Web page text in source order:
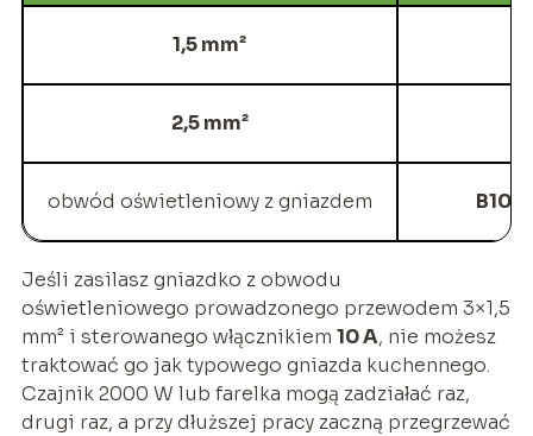
1,5 mm²
2,5 mm²
obwód oświetleniowy z gniazdem B10
Jeśli zasilasz gniazdko z obwodu
oświetleniowego prowadzonego przewodem 3×1,5
mm² i sterowanego włącznikiem 10 A, nie możesz
traktować go jak typowego gniazda kuchennego.
Czajnik 2000 W lub farelka mogą zadziałać raz,
drugi raz, a przy dłuższej pracy zaczną przegrzewać